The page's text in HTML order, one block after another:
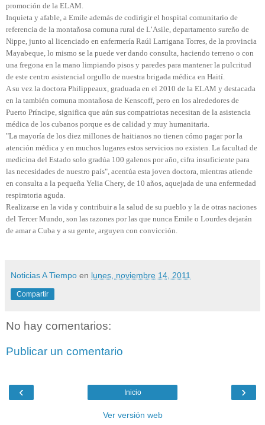
promoción de la ELAM.
Inquieta y afable, a Emile además de codirigir el hospital comunitario de
referencia de la montañosa comuna rural de L’Asile, departamento sureño de
Nippe, junto al licenciado en enfermería Raúl Larrigana Torres, de la provincia
Mayabeque, lo mismo se la puede ver dando consulta, haciendo terreno o con
una fregona en la mano limpiando pisos y paredes para mantener la pulcritud
de este centro asistencial orgullo de nuestra brigada médica en Haití.
A su vez la doctora Philippeaux, graduada en el 2010 de la ELAM y destacada
en la también comuna montañosa de Kenscoff, pero en los alrededores de
Puerto Príncipe, significa que aún sus compatriotas necesitan de la asistencia
médica de los cubanos porque es de calidad y muy humanitaria.
"La mayoría de los diez millones de haitianos no tienen cómo pagar por la
atención médica y en muchos lugares estos servicios no existen. La facultad de
medicina del Estado solo gradúa 100 galenos por año, cifra insuficiente para
las necesidades de nuestro país", acentúa esta joven doctora, mientras atiende
en consulta a la pequeña Yelia Chery, de 10 años, aquejada de una enfermedad
respiratoria aguda.
Realizarse en la vida y contribuir a la salud de su pueblo y la de otras naciones
del Tercer Mundo, son las razones por las que nunca Emile o Lourdes dejarán
de amar a Cuba y a su gente, arguyen con convicción.
Noticias A Tiempo en lunes, noviembre 14, 2011
Compartir
No hay comentarios:
Publicar un comentario
‹ ›
Inicio
Ver versión web